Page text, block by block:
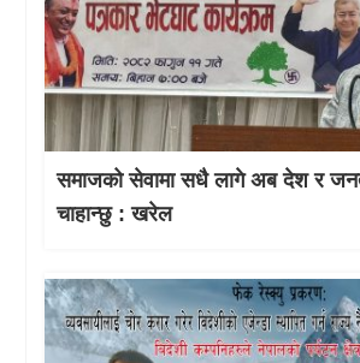
समाजको सेवामा सधै लागे अब देश र
चाहान्छु : खरेल